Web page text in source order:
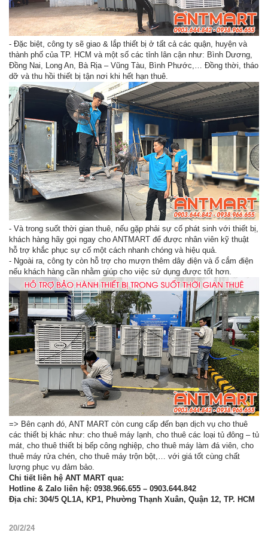
- Đặc biệt, công ty sẽ giao & lắp thiết bị ở tất cả các quận, huyện và
thành phố của TP. HCM và một số các tỉnh lân cận như: Bình Dương,
Đồng Nai, Long An, Bà Rịa – Vũng Tàu, Bình Phước,… Đồng thời, tháo
dỡ và thu hồi thiết bị tận nơi khi hết hạn thuê.
- Và trong suốt thời gian thuê, nếu gặp phải sự cố phát sinh với thiết bị,
khách hàng hãy gọi ngay cho ANTMART để được nhân viên kỹ thuật
hỗ trợ khắc phục sự cố một cách nhanh chóng và hiệu quả.
- Ngoài ra, công ty còn hỗ trợ cho mượn thêm dây điện và ổ cắm điện
nếu khách hàng cần nhằm giúp cho việc sử dụng được tốt hơn.
=> Bên cạnh đó, ANT MART còn cung cấp đến bạn dịch vụ cho thuê
các thiết bị khác như: cho thuê máy lạnh, cho thuê các loại tủ đông – tủ
mát, cho thuê thiết bị bếp công nghiệp, cho thuê máy làm đá viên, cho
thuê máy rửa chén, cho thuê máy trộn bột,… với giá tốt cùng chất
lượng phục vụ đảm bảo.
Chi tiết liên hệ ANT MART qua:
Hotline & Zalo liên hệ: 0938.966.655 – 0903.644.842
Địa chỉ: 304/5 QL1A, KP1, Phường Thạnh Xuân, Quận 12, TP. HCM
20/2/24